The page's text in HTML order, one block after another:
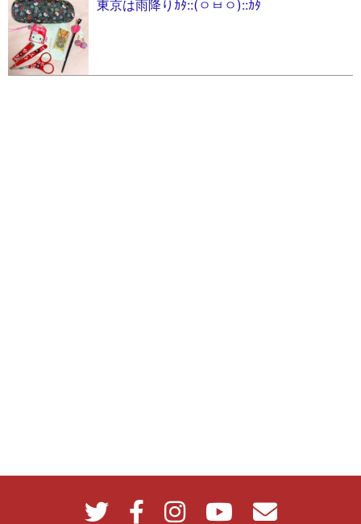
東京は雨降りｶﾀ::(ㅇㅂㅇ)::ｶﾀ